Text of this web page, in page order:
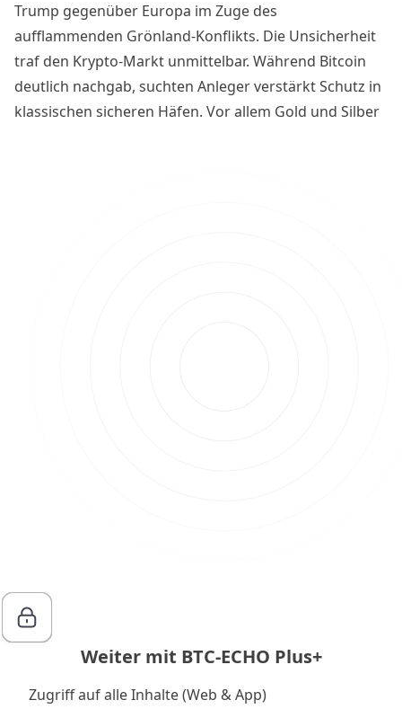
Trump gegenüber Europa im Zuge des
aufflammenden Grönland-Konflikts. Die Unsicherheit
traf den Krypto-Markt unmittelbar. Während Bitcoin
deutlich nachgab, suchten Anleger verstärkt Schutz in
klassischen sicheren Häfen. Vor allem Gold und Silber
Weiter mit BTC-ECHO Plus+
Zugriff auf alle Inhalte (Web & App)